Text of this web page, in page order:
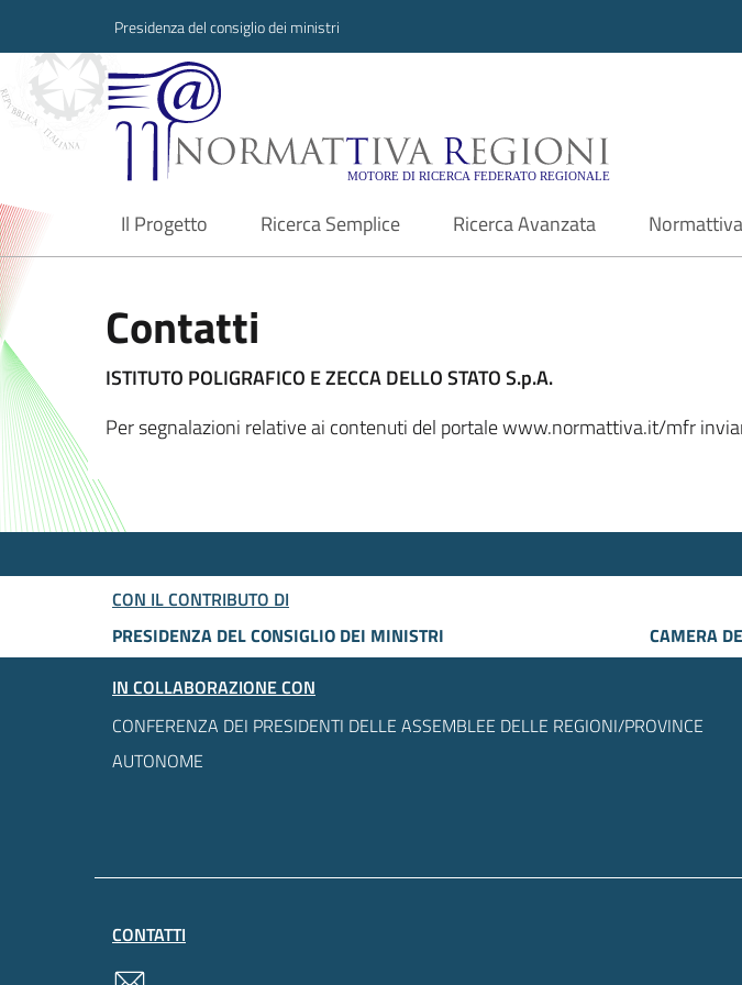
Presidenza del consiglio dei ministri
Normattiva Regioni -
Il Progetto
current Ricerca Semplice Ricerca Avanzata Normattiva
Contatti
ISTITUTO POLIGRAFICO E ZECCA DELLO STATO S.p.A.
Per segnalazioni relative ai contenuti del portale www.normattiva.it/mfr
CON IL CONTRIBUTO DI
PRESIDENZA DEL CONSIGLIO DEI MINISTRI
CAMERA
IN COLLABORAZIONE CON
CONFERENZA DEI PRESIDENTI DELLE ASSEMBLEE DELLE REGIONI/PROVINCE
AUTONOME
CONTATTI